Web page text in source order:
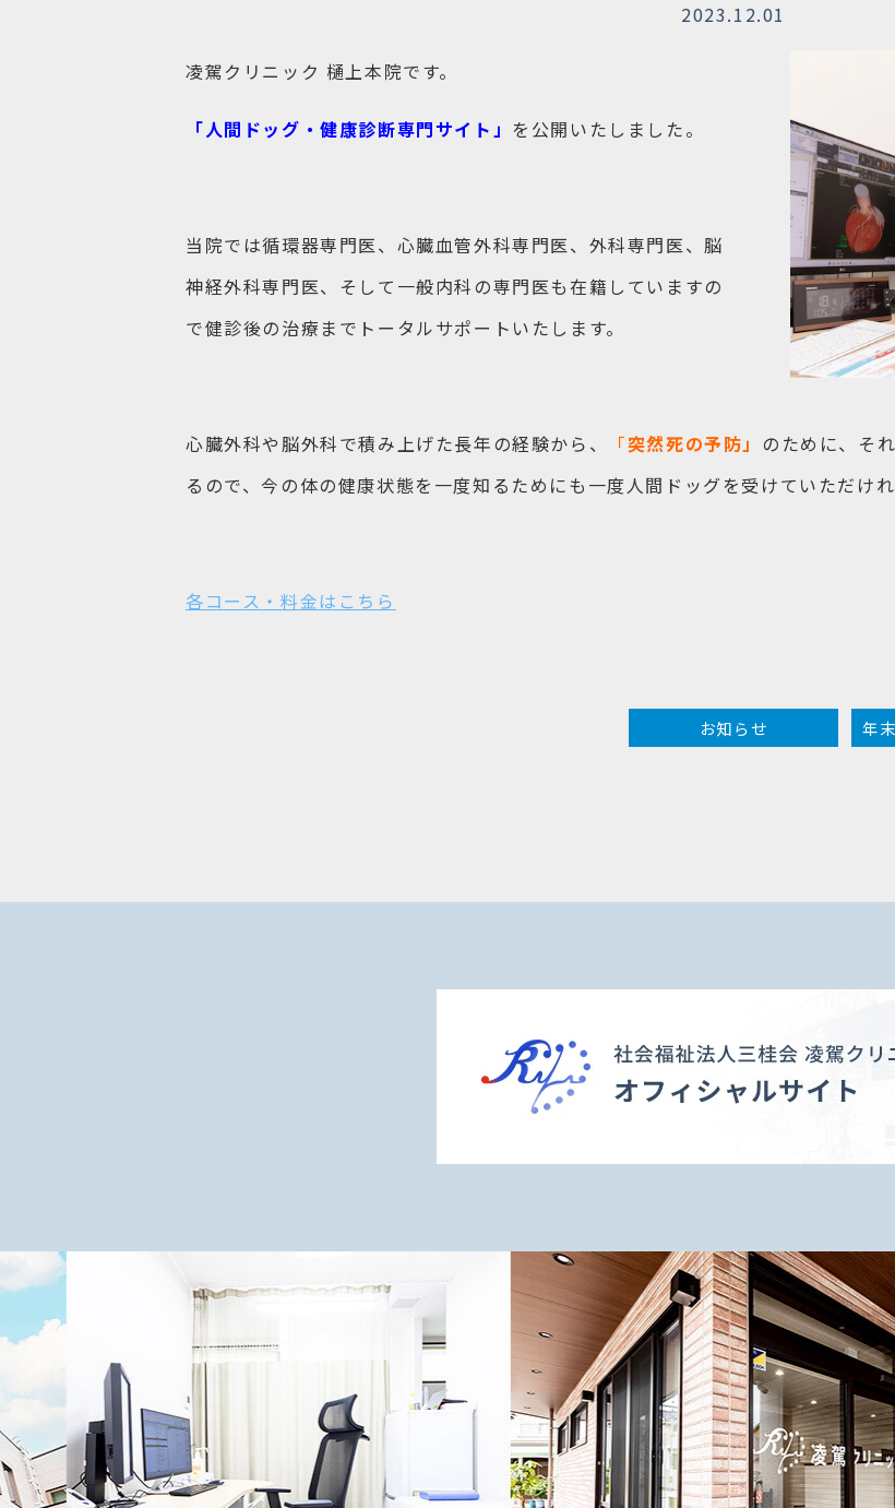
2023.12.01
凌駕クリニック 樋上本院です。
「人間ドッグ・健康診断専門サイト」 を公開いたしました。
当院では循環器専門医、 心臓血管外科専門医、外科専門医、脳
神経外科専門医、そして一般内科の専門医も在籍していますの
で健診後の治療までトータルサポートいたします。
心臓外科や脳外科で積み上げた長年の経験から、 「突然死の予防」 のために、そ
るので、今の体の健康状態を一度知るためにも一度人間ドッグを受けていただけれ
各コース・料金はこちら
お知らせ